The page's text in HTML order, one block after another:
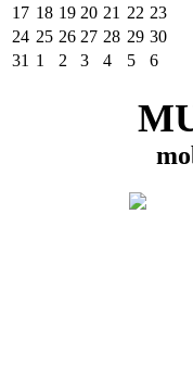
17 18 19 20 21 22 23
24 25 26 27 28 29 30
31 1 2 3 4 5 6